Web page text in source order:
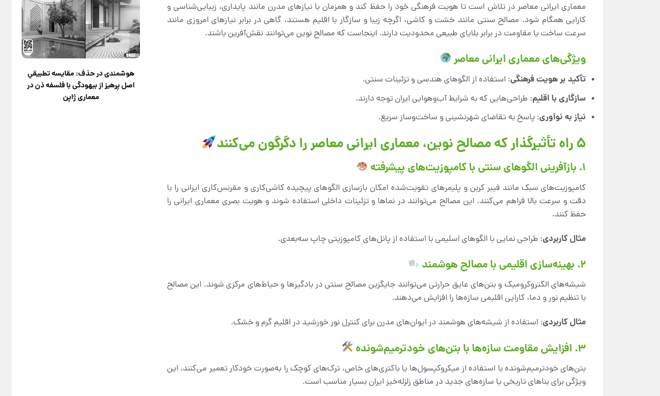
معماری ایرانی معاصر در تلاش است تا هویت فرهنگی خود را حفظ کند و همزمان با نیازهای مدرن مانند پایداری، زیبایی‌شناسی و
کارایی همگام شود. مصالح سنتی مانند خشت و کاشی، اگرچه زیبا و سازگار با اقلیم هستند، گاهی در برابر نیازهای امروزی مانند
سرعت ساخت یا مقاومت در برابر بلایای طبیعی محدودیت دارند. اینجاست که مصالح نوین می‌توانند نقش‌آفرین باشند.
ویژگی‌های معماری ایرانی معاصر
تأکید بر هویت فرهنگی: استفاده از الگوهای هندسی و تزئینات سنتی.
سازگاری با اقلیم: طراحی‌هایی که به شرایط آب‌وهوایی ایران توجه دارند.
نیاز به نوآوری: پاسخ به تقاضای شهرنشینی و ساخت‌وساز سریع.
۵ راه تأثیرگذار که مصالح نوین، معماری ایرانی معاصر را دگرگون می‌کنند
۱. بازآفرینی الگوهای سنتی با کامپوزیت‌های پیشرفته
کامپوزیت‌های سبک مانند فیبر کربن و پلیمرهای تقویت‌شده امکان بازسازی الگوهای پیچیده کاشی‌کاری و مقرنس‌کاری ایرانی را با
دقت و سرعت بالا فراهم می‌کنند. این مصالح می‌توانند در نماها و تزئینات داخلی استفاده شوند و هویت بصری معماری ایرانی را
حفظ کنند.
مثال کاربردی: طراحی نمایی با الگوهای اسلیمی با استفاده از پانل‌های کامپوزیتی چاپ سه‌بعدی.
۲. بهینه‌سازی اقلیمی با مصالح هوشمند
شیشه‌های الکتروکرومیک و بتن‌های عایق حرارتی می‌توانند جایگزین مصالح سنتی در بادگیرها و حیاط‌های مرکزی شوند. این مصالح
با تنظیم نور و دما، کارایی اقلیمی سازه‌ها را افزایش می‌دهند.
مثال کاربردی: استفاده از شیشه‌های هوشمند در ایوان‌های مدرن برای کنترل نور خورشید در اقلیم گرم و خشک.
۳. افزایش مقاومت سازه‌ها با بتن‌های خودترمیم‌شونده
بتن‌های خودترمیم‌شونده با استفاده از میکروکپسول‌ها یا باکتری‌های خاص، ترک‌های کوچک را به‌صورت خودکار تعمیر می‌کنند. این
ویژگی برای بناهای تاریخی یا سازه‌های جدید در مناطق زلزله‌خیز ایران بسیار مناسب است.
هوشمندی در حذف: مقایسه تطبیقیِ
اصل پرهیز از بیهودگی با فلسفه ذن در
معماری ژاپن